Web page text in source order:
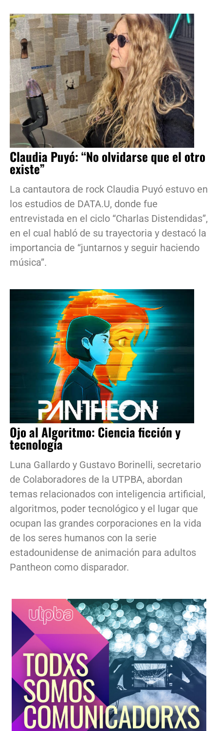
Claudia Puyó: “No olvidarse que el otro
existe”
La cantautora de rock Claudia Puyó estuvo en
los estudios de DATA.U, donde fue
entrevistada en el ciclo “Charlas Distendidas”,
en el cual habló de su trayectoria y destacó la
importancia de “juntarnos y seguir haciendo
música”.
Ojo al Algoritmo: Ciencia ficción y
tecnología
Luna Gallardo y Gustavo Borinelli, secretario
de Colaboradores de la UTPBA, abordan
temas relacionados con inteligencia artificial,
algoritmos, poder tecnológico y el lugar que
ocupan las grandes corporaciones en la vida
de los seres humanos con la serie
estadounidense de animación para adultos
Pantheon como disparador.